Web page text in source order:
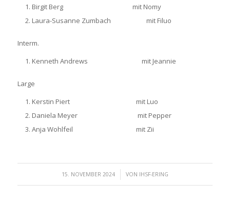
Birgit Berg mit Nomy
Laura-Susanne Zumbach mit Filuo
Interm.
Kenneth Andrews mit Jeannie
Large
Kerstin Piert mit Luo
Daniela Meyer mit Pepper
Anja Wohlfeil mit Zii
15. NOVEMBER 2024
/ VON IHSF-ERING